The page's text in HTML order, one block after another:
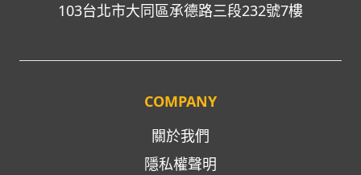
103台北市大同區承德路三段232號7樓
COMPANY
關於我們
隱私權聲明